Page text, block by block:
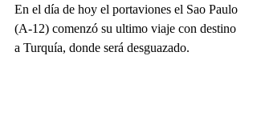
En el día de hoy el portaviones el Sao Paulo
(A-12) comenzó su ultimo viaje con destino
a Turquía, donde será desguazado.